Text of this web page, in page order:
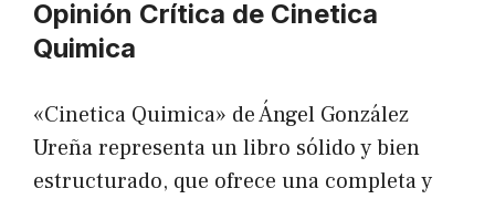
Opinión Crítica de Cinetica
Quimica
«Cinetica Quimica» de Ángel González
Ureña representa un libro sólido y bien
estructurado, que ofrece una completa y